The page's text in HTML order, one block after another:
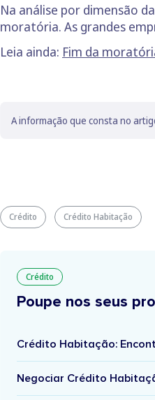
Na análise por dimensão
moratória. As grandes
Leia ainda: Fim da
A informação que consta no
Crédito Crédito Habitação
Crédito
Poupe nos seus
Crédito Habitação:
Negociar Crédito